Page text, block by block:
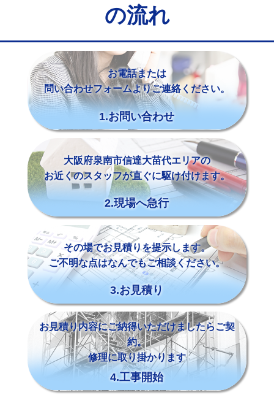
の流れ
お電話または
問い合わせフォームよりご連絡ください。
1.お問い合わせ
大阪府泉南市信達大苗代エリアの
お近くのスタッフが直ぐに駆け付けます。
2.現場へ急行
その場でお見積りを提示します。
ご不明な点はなんでもご相談ください。
3.お見積り
お見積り内容にご納得いただけましたらご契
約。
修理に取り掛かります
4.工事開始